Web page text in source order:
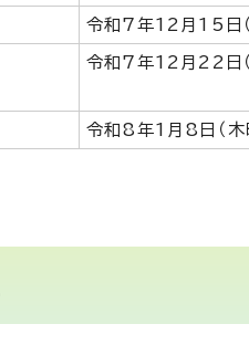
令和7年12月15日
令和7年12月22日
令和8年1月8日（木